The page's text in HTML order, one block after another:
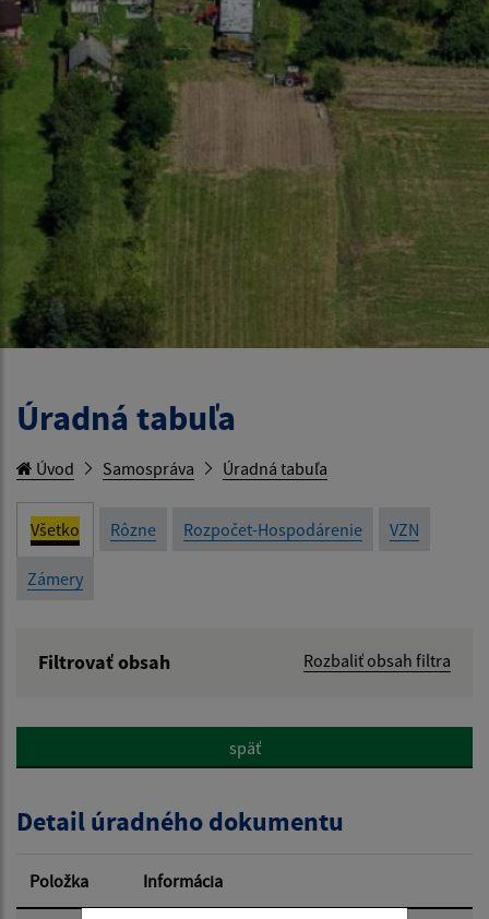
Úradná tabuľa
Úvod Samospráva Úradná tabuľa
Všetko Rôzne Rozpočet-Hospodárenie VZN
Zámery
Filtrovať obsah Rozbaliť obsah filtra
Popis:
Dátum zverejnenia od:
späť
Detail úradného dokumentu
Položka Informácia